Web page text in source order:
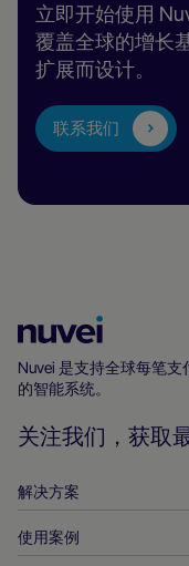
立即开始使用
覆盖全球的增长
扩展而设计。
联系我们
主
Nuvei 是支持全球每笔
的智能系统。
关注我们，获取
解决方案
入账
使用案例